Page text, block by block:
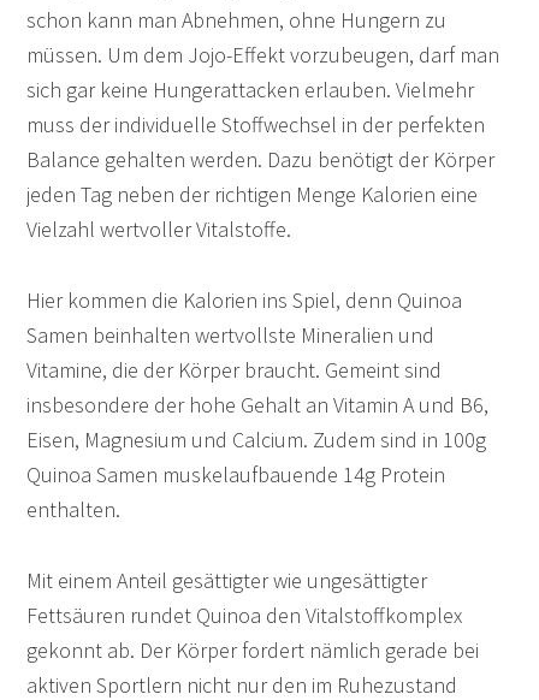
schon kann man Abnehmen, ohne Hungern zu
müssen. Um dem Jojo-Effekt vorzubeugen, darf man
sich gar keine Hungerattacken erlauben. Vielmehr
muss der individuelle Stoffwechsel in der perfekten
Balance gehalten werden. Dazu benötigt der Körper
jeden Tag neben der richtigen Menge Kalorien eine
Vielzahl wertvoller Vitalstoffe.
Hier kommen die Kalorien ins Spiel, denn Quinoa
Samen beinhalten wertvollste Mineralien und
Vitamine, die der Körper braucht. Gemeint sind
insbesondere der hohe Gehalt an Vitamin A und B6,
Eisen, Magnesium und Calcium. Zudem sind in 100g
Quinoa Samen muskelaufbauende 14g Protein
enthalten.
Mit einem Anteil gesättigter wie ungesättigter
Fettsäuren rundet Quinoa den Vitalstoffkomplex
gekonnt ab. Der Körper fordert nämlich gerade bei
aktiven Sportlern nicht nur den im Ruhezustand